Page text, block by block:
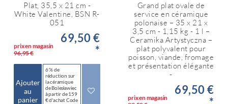
Plat, 35,5 x 21 cm -
White Valentine, BSN R-
051
prix en magasin
96,95 €
69,50 €
*
Ajouter
au
panier
6 % de
réduction sur
la céramique
de Bolesławiec
à partir de 159
€ d'achat Code
Grand plat ovale de
service en céramique
polonaise – 35 x 21 x
3,5 cm - 1,15 kg - 1 l –
Ceramika Artystyczna –
plat polyvalent pour
poisson, viande, fromage
et présentation élégante
-
prix en magasin
69,50 €